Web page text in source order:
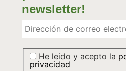
newsletter!
He leido y acepto la
privacidad